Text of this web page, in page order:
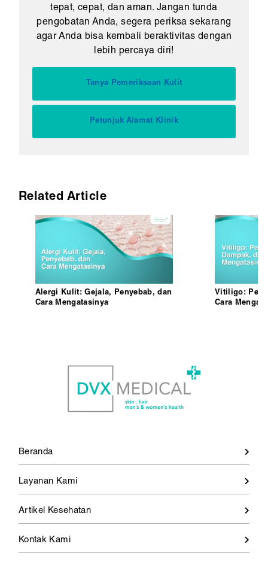
tepat, cepat, dan aman. Jangan tunda
pengobatan Anda, segera periksa sekarang
agar Anda bisa kembali beraktivitas dengan
lebih percaya diri!
Tanya Pemeriksaan Kulit
Petunjuk Alamat Klinik
Related Article
Alergi Kulit: Gejala, Penyebab, dan
Cara Mengatasinya
Vitiligo:
Cara
Beranda
Layanan Kami
Artikel Kesehatan
Kontak Kami